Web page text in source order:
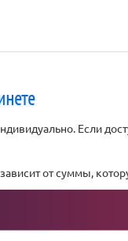
Если
от суммы,